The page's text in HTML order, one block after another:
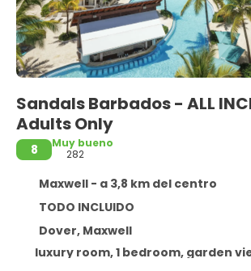
Sandals Barbados - ALL
Adults Only
8
Muy bueno
282
Maxwell - a 3,8 km del centro
TODO INCLUIDO
Dover, Maxwell